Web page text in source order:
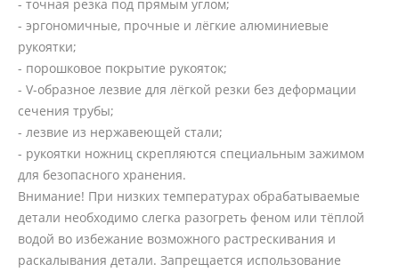
- точная резка под прямым углом;
- эргономичные, прочные и лёгкие алюминиевые
рукоятки;
- порошковое покрытие рукояток;
- V-образное лезвие для лёгкой резки без деформации
сечения трубы;
- лезвие из нержавеющей стали;
- рукоятки ножниц скрепляются специальным зажимом
для безопасного хранения.
Внимание! При низких температурах обрабатываемые
детали необходимо слегка разогреть феном или тёплой
водой во избежание возможного растрескивания и
раскалывания детали. Запрещается использование